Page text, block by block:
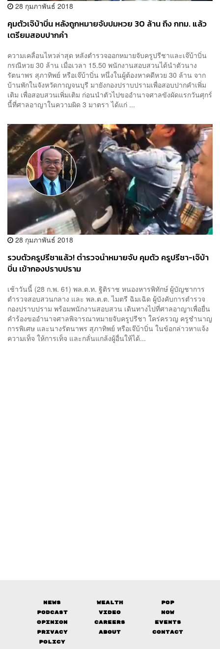
28 กุมภาพันธ์ 2018
คุมตัวเจ๊บ้าบิ่น หลังถูกหมายจับปมหวย 30 ล้าน ถึง กทม. แล้ว
เตรียมสอบปากคำ
ความเคลื่อนไหวล่าสุด หลังตำรวจออกหมายจับครูปรีชาและเจ๊บ้าบิ่น
กรณีหวย 30 ล้าน เมื่อเวลา 15.50 พนักงานสอบสวนได้นำตัวนาง
รัตนาพร สุภาทิพย์ หรือเจ๊บ้าบิ่น หนึ่งในผู้ต้องหาคดีหวย 30 ล้าน จาก
บ้านพักในจังหวัดกาญจนบุรี มายังกองปราบปรามเพื่อสอบปากคำเพิ่ม
เติม เพื่อสอบสวนเพิ่มเติม ก่อนนำตัวไปขออำนาจศาลขังผัดแรกวันศุกร์
นี้ที่ศาลอาญาในความผิด 3 มาตรา ได้แก่ ...
28 กุมภาพันธ์ 2018
รวบตัวครูปรีชาแล้ว! ตำรวจนำหมายจับ คุมตัว ครูปรีชา-เจ๊บ้า
บิ่น เข้ากองปราบปราม
เช้าวันนี้ (28 ก.พ. 61) พล.ต.ท. ฐิติราช หนองหารพิทักษ์ ผู้บัญชาการ
ตำรวจสอบสวนกลาง และ พล.ต.ต. ไมตรี ฉิมเฉิด ผู้บังคับการตำรวจ
กองปราบปราม พร้อมพนักงานสอบสวน เดินทางไปที่ศาลอาญาเพื่อยื่น
คำร้องขออำนาจศาลพิจารณาหมายจับครูปรีชา ใคร่ครวญ ครูชำนาญ
การพิเศษ และนางรัตนาพร สุภาทิพย์ หรือเจ๊บ้าบิ่น ในข้อกล่าวหาแจ้ง
ความเท็จ ให้การเท็จ และกลั่นแกล้งผู้อื่นให้ได้...
News Wealth
Pop
Podcast
Video
Now
Opinion
Careers
Events
Privacy
Policy
About Contact